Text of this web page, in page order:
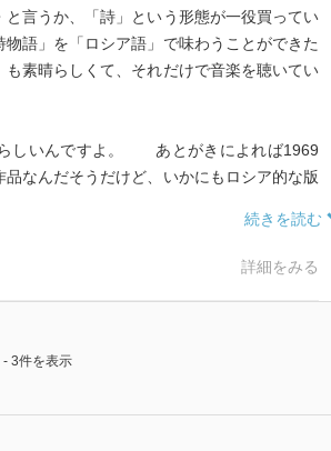
言うか、「詩」という形態が一役買ってい
」を「ロシア語」で味わうことができた
素晴らしくて、それだけで音楽を聴いてい
らしいんですよ。 あとがきによれば1969
なんだそうだけど、いかにもロシア的な版
ーンの挿絵の色使いなんてシャガール風（も
き良き時代の「写本」の雰囲気さえあるよ
ー（昔の岩波少年文庫のように）だった
詳細をみる
3件を表示